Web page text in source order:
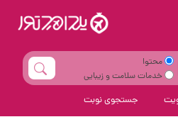
محتوا
خدمات سلامت و زیبایی
جستجوی نوبت